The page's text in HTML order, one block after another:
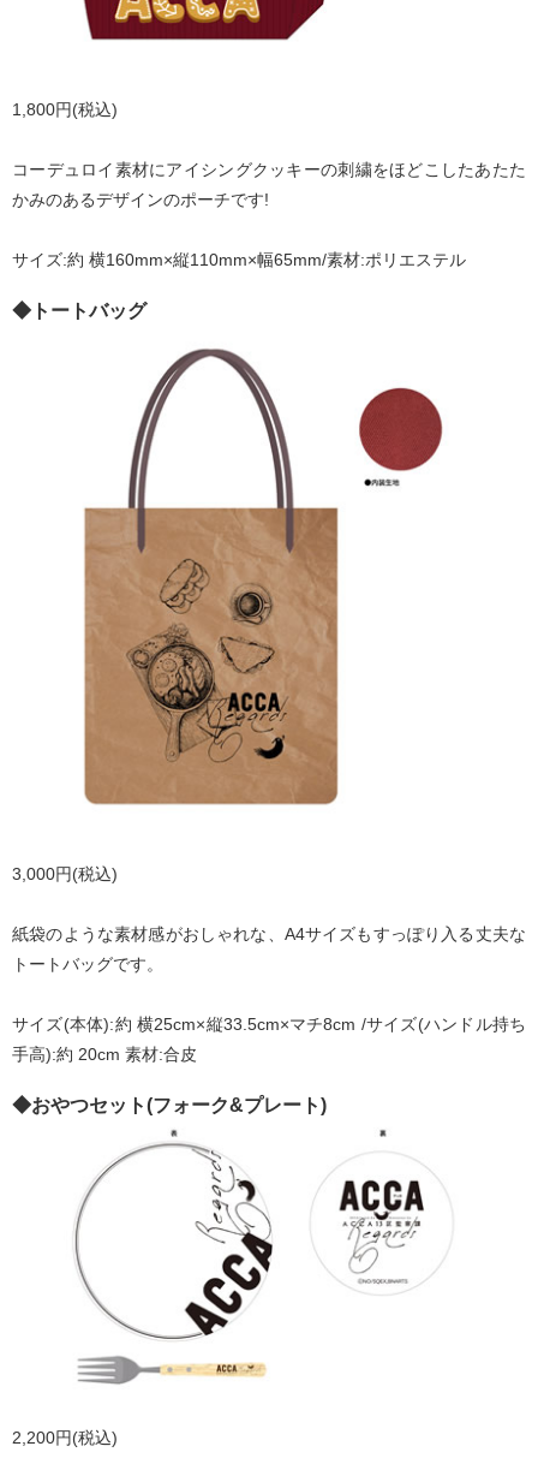
1,800円(税込)
コーデュロイ素材にアイシングクッキーの刺繍をほどこしたあたた
かみのあるデザインのポーチです!
サイズ:約 横160mm×縦110mm×幅65mm/素材:ポリエステル
◆トートバッグ
3,000円(税込)
紙袋のような素材感がおしゃれな、A4サイズもすっぽり入る丈夫な
トートバッグです。
サイズ(本体):約 横25cm×縦33.5cm×マチ8cm /サイズ(ハンドル持ち
手高):約 20cm 素材:合皮
◆おやつセット(フォーク&プレート)
2,200円(税込)